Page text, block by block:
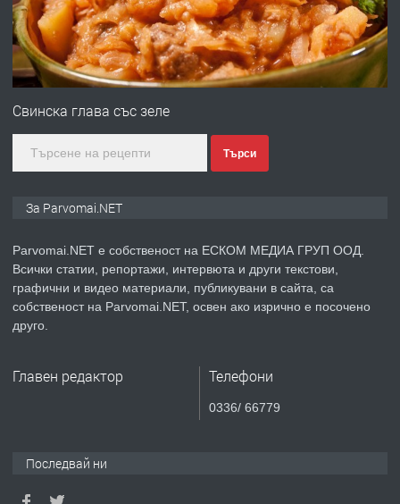
преди 1 година
ПРЕДЛАГА
Първи поход "По стъпките на Ангел
преди 1 година
ПРЕДЛАГА Уроци по Математика
Свинска глава със зеле
Търси
За Parvomai.NET
Parvomai.NET е собственост на ЕСКОМ МЕДИА ГРУП ООД.
Всички статии, репортажи, интервюта и други текстови,
графични и видео материали, публикувани в сайта, са
собственост на Parvomai.NET, освен ако изрично е посочено
друго.
Главен редактор Телефони
0336/ 66779
Последвай ни